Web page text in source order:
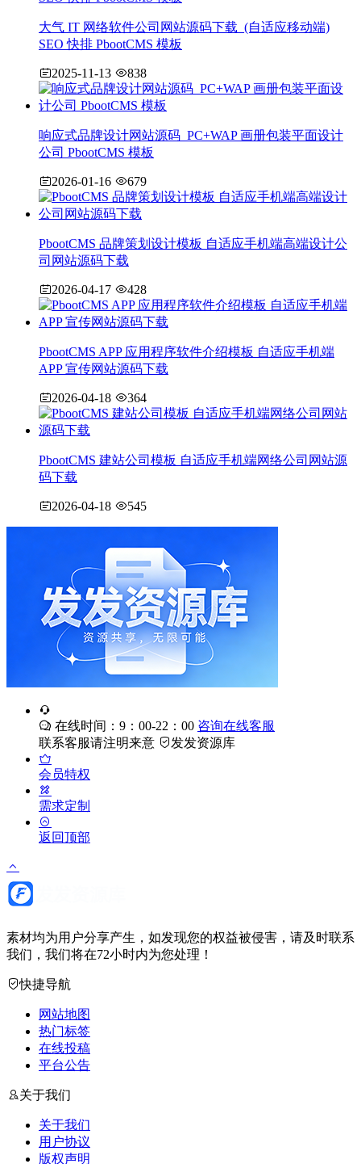
大气 IT 网络软件公司网站源码下载_(自适应移动端)
SEO 快排 PbootCMS 模板
2025-11-13 838
响应式品牌设计网站源码_PC+WAP 画册包装平面设计
公司 PbootCMS 模板
2026-01-16 679
PbootCMS 品牌策划设计模板 自适应手机端高端设计公
司网站源码下载
2026-04-17 428
PbootCMS APP 应用程序软件介绍模板 自适应手机端
APP 宣传网站源码下载
2026-04-18 364
PbootCMS 建站公司模板 自适应手机端网络公司网站源
码下载
2026-04-18 545
在线时间：9：00-22：00 咨询在线客服
联系客服请注明来意
发发资源库
会员特权
需求定制
返回顶部
素材均为用户分享产生，如发现您的权益被侵害，请及时联系
我们，我们将在72小时内为您处理！
快捷导航
网站地图
热门标签
在线投稿
平台公告
关于我们
关于我们
用户协议
版权声明